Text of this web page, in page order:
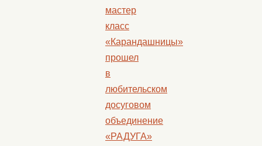
мастер
класс
«Карандашницы»
прошел
в
любительском
досуговом
объединение
«РАДУГА»